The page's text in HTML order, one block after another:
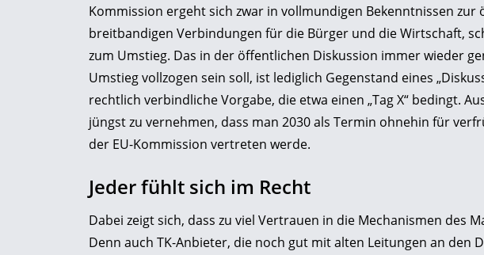
Kommission ergeht sich zwar in vollmundigen Bekenntnissen zur
breitbandigen Verbindungen für die Bürger und die Wirtschaft,
zum Umstieg. Das in der öffentlichen Diskussion immer wieder
Umstieg vollzogen sein soll, ist lediglich Gegenstand eines
rechtlich verbindliche Vorgabe, die etwa einen „Tag X“ bedingt.
jüngst zu vernehmen, dass man 2030 als Termin ohnehin für
der EU-Kommission vertreten werde.
Jeder fühlt sich im Recht
Dabei zeigt sich, dass zu viel Vertrauen in die Mechanismen des
Denn auch TK-Anbieter, die noch gut mit alten Leitungen an den